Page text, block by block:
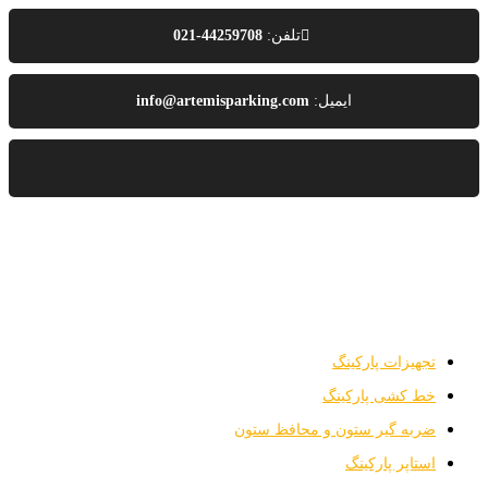
تلفن: 44259708-021
ایمیل:
تجهیزات پارکینگ
خط کشی پارکینگ
ضربه گیر ستون و محافظ ستون
استاپر پارکینگ